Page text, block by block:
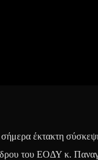
έκτακτη
του ΕΟΔΥ κ.